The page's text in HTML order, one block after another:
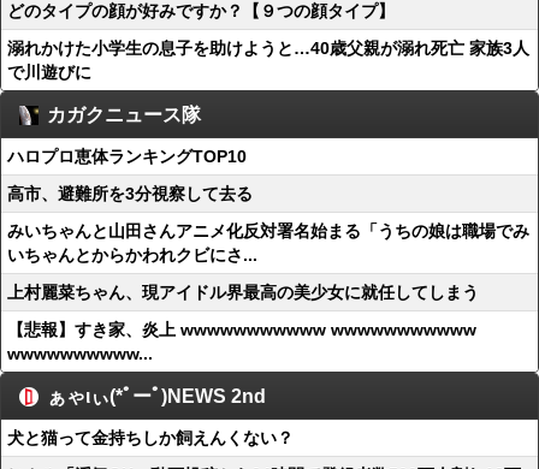
どのタイプの顔が好みですか？【９つの顔タイプ】
溺れかけた小学生の息子を助けようと…40歳父親が溺れ死亡 家族3人
で川遊びに
カガクニュース隊
ハロプロ恵体ランキングTOP10
高市、避難所を3分視察して去る
みいちゃんと山田さんアニメ化反対署名始まる「うちの娘は職場でみ
いちゃんとからかわれクビにさ...
上村麗菜ちゃん、現アイドル界最高の美少女に就任してしまう
【悲報】すき家、炎上 wwwwwwwwwww wwwwwwwwwww
wwwwwwwwww...
ぁゃιぃ(*ﾟーﾟ)NEWS 2nd
犬と猫って金持ちしか飼えんくない？